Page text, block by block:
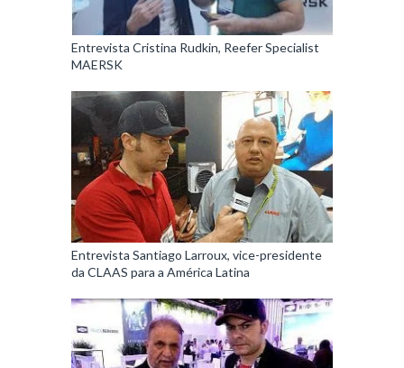
Entrevista Cristina Rudkin, Reefer Specialist
MAERSK
Entrevista Santiago Larroux, vice-presidente
da CLAAS para a América Latina